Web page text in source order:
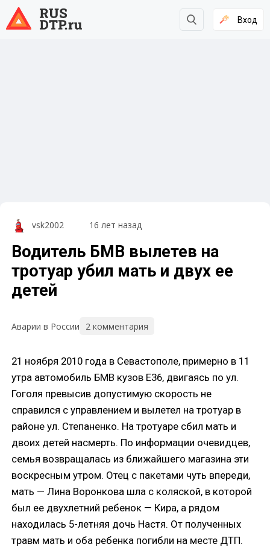
Вход
vsk2002 16 лет назад
Водитель БМВ вылетев на
тротуар убил мать и двух ее
детей
Аварии в России 2 комментария
21 ноября 2010 года в Севастополе, примерно в 11
утра автомобиль БМВ кузов Е36, двигаясь по ул.
Гоголя превысив допустимую скорость не
справился с управлением и вылетел на тротуар в
районе ул. Степаненко. На тротуаре сбил мать и
двоих детей насмерть. По информации очевидцев,
семья возвращалась из ближайшего магазина эти
воскресным утром. Отец с пакетами чуть впереди,
мать — Лина Воронкова шла с коляской, в которой
был ее двухлетний ребенок — Кира, а рядом
находилась 5-летняя дочь Настя. От полученных
травм мать и оба ребенка погибли на месте ДТП.